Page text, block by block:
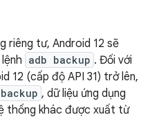
riêng tư, Android 12 sẽ
adb backup . Đối với
12 (cấp độ API 31) trở lên,
, dữ liệu ứng dụng
thống khác được xuất từ